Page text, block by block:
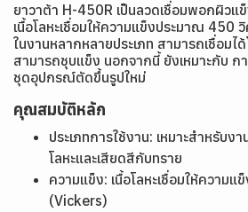
ยาวาต้า H-450R เป็นลวดเชื่อมพอกผิว
เนื้อโลหะเชื่อมให้ความแข็งประมาณ 450
ในงานหลากหลายประเภท สามารถเชื่อมไ
สามารถชุบแข็ง นอกจากนี้ ยังเหมาะกับ ก
ชุดอุปกรณ์ตัดขึ้นรูปใหม่
คุณสมบัติหลัก
ประเภทการใช้งาน: เหมาะสำหรับง
โลหะและเสียดสีกับทราย
ความแข็ง: เนื้อโลหะเชื่อมให้ความ
(Vickers)